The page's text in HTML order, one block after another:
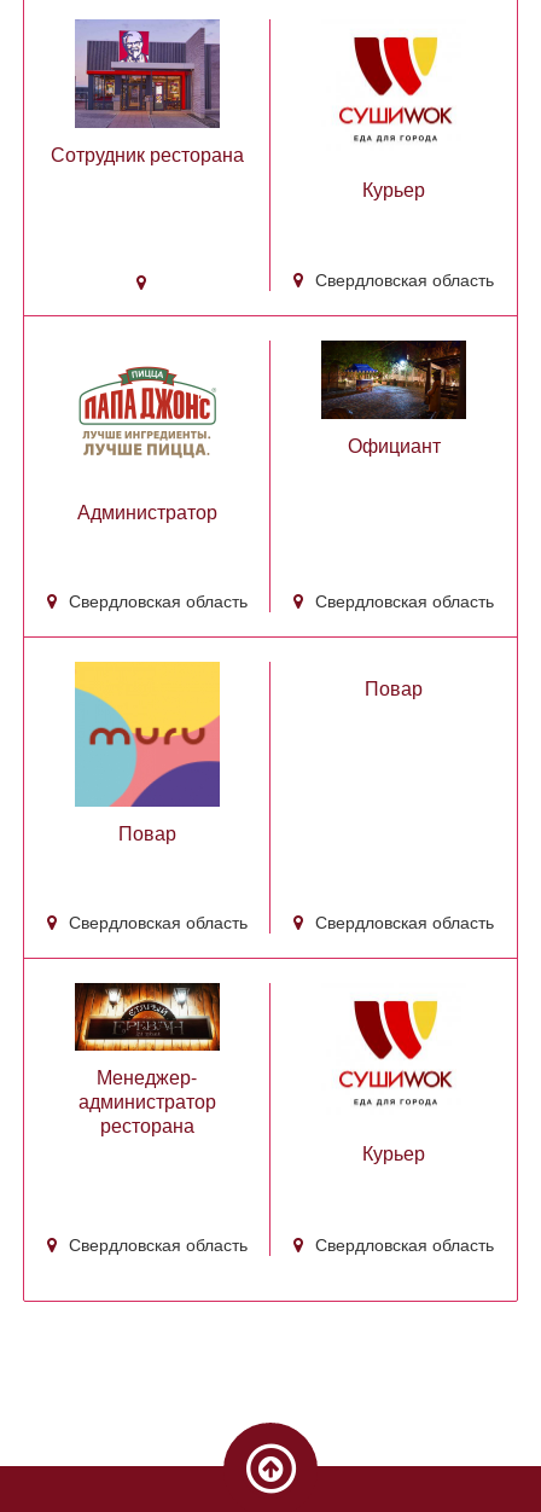
Сотрудник ресторана
Курьер
Свердловская область
Администратор
Свердловская область
Официант
Свердловская область
Повар
Свердловская область
Повар
Свердловская область
Менеджер-
администратор
ресторана
Свердловская область
Курьер
Свердловская область